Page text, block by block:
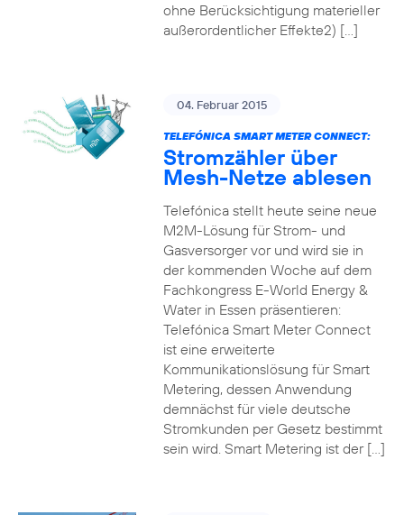
ohne Berücksichtigung materieller
außerordentlicher Effekte2) […]
04. Februar 2015
TELEFÓNICA SMART METER CONNECT:
Stromzähler über
Mesh-Netze ablesen
Telefónica stellt heute seine neue
M2M-Lösung für Strom- und
Gasversorger vor und wird sie in
der kommenden Woche auf dem
Fachkongress E-World Energy &
Water in Essen präsentieren:
Telefónica Smart Meter Connect
ist eine erweiterte
Kommunikationslösung für Smart
Metering, dessen Anwendung
demnächst für viele deutsche
Stromkunden per Gesetz bestimmt
sein wird. Smart Metering ist der […]